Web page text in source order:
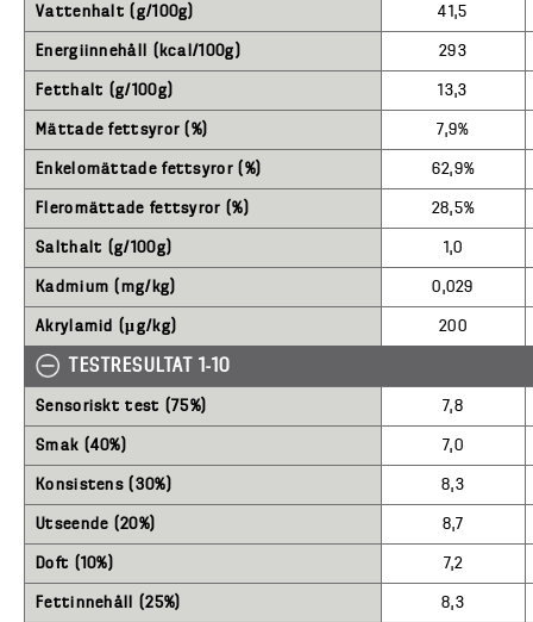
Vattenhalt (g/100g)
Energiinnehåll (kcal/100g)
Fetthalt (g/100g)
Mättade fettsyror (%)
Enkelomättade fettsyror (%)
Fleromättade fettsyror (%)
Salthalt (g/100g)
Kadmium (mg/kg)
Akrylamid (μg/kg)
TESTRESULTAT 1-10
Sensoriskt test (75%)
Smak (40%)
Konsistens (30%)
Utseende (20%)
Doft (10%)
Fettinnehåll (25%)
41,5
293
13,3
7,9%
62,9%
28,5%
1,0
0,029
200
7,8
7,0
8,3
8,7
7,2
8,3